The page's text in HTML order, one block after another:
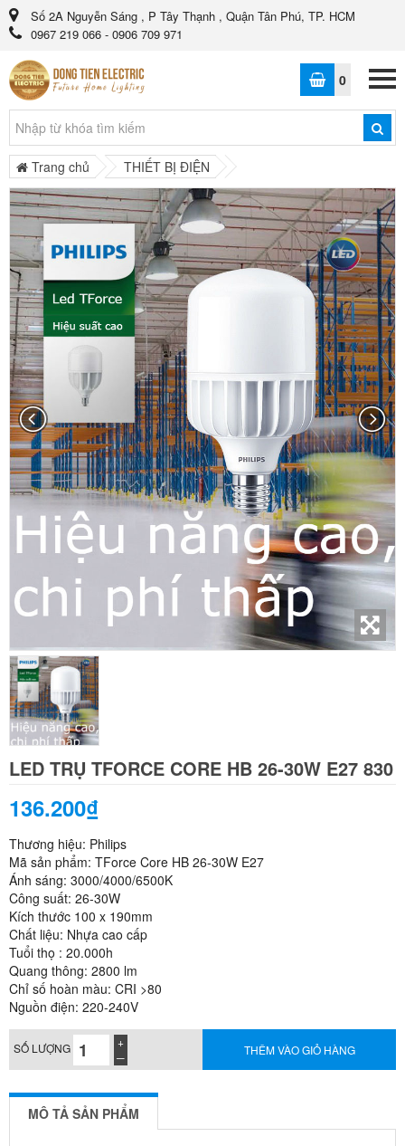
Số 2A Nguyễn Sáng , P Tây Thạnh , Quận Tân Phú, TP. HCM
0967 219 066 - 0906 709 971
0
Trang chủ THIẾT BỊ ĐIỆN
LED TRỤ TFORCE CORE HB 26-30W E27 830
136.200₫
Thương hiệu: Philips
Mã sản phẩm: TForce Core HB 26-30W E27
Ánh sáng: 3000/4000/6500K
Công suất: 26-30W
Kích thước 100 x 190mm
Chất liệu: Nhựa cao cấp
Tuổi thọ : 20.000h
Quang thông: 2800 lm
Chỉ số hoàn màu: CRI >80
Nguồn điện: 220-240V
SỐ LƯỢNG THÊM VÀO GIỎ HÀNG
MÔ TẢ SẢN PHẨM